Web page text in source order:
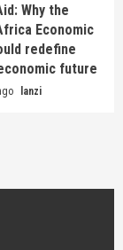
Why the
Economic
redefine
future
lanzi